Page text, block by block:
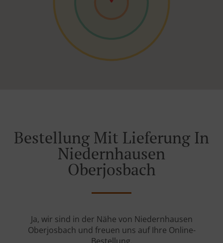
Bestellung Mit Lieferung In
Niedernhausen
Oberjosbach
Ja, wir sind in der Nähe von Niedernhausen
Oberjosbach und freuen uns auf Ihre Online-